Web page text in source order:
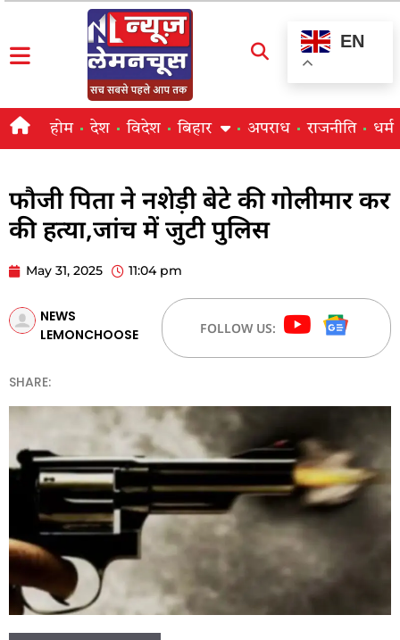
EN
होम देश विदेश बिहार अपराध राजनीति धर्म
फौजी पिता ने नशेड़ी बेटे की गोलीमार कर
की हत्या,जांच में जुटी पुलिस
May 31, 2025 11:04 pm
NEWS
LEMONCHOOSE
FOLLOW US:
SHARE: